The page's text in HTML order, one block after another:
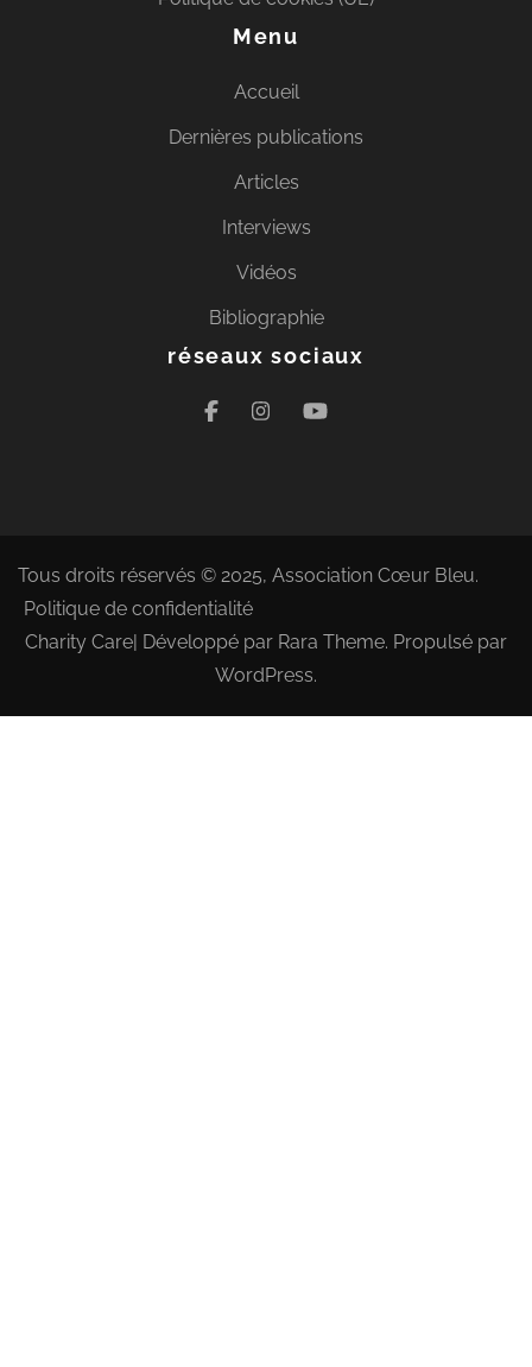
Menu
Accueil
Dernières publications
Articles
Interviews
Vidéos
Bibliographie
réseaux sociaux
Tous droits réservés © 2025, Association Cœur Bleu.
Politique de confidentialité
Charity Care| Développé par Rara Theme. Propulsé par
WordPress.